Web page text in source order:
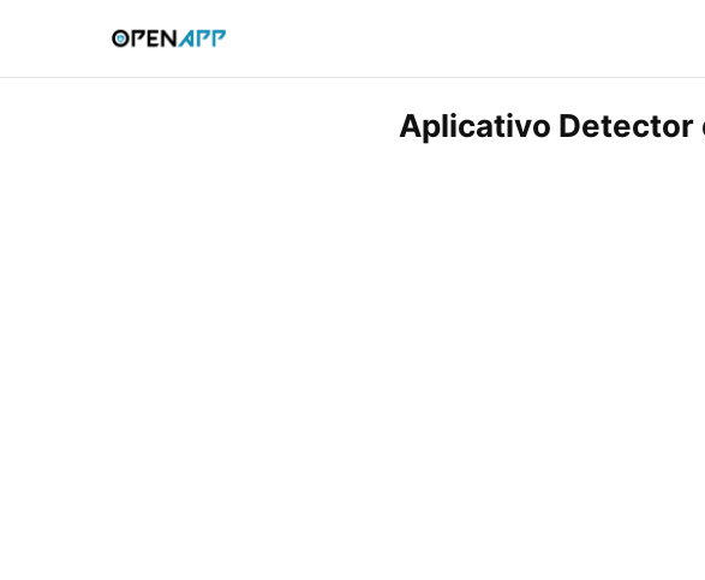
Aplicativo Detector